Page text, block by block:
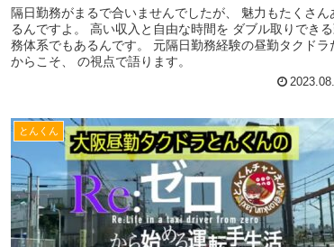
隔日勤務がまるで合いませんでしたが、 魅力もたくさん
るんですよ。 高い収入と自由な時間を ダブル取りでき
務体系でもあるんです。 元隔日勤務経験の昼勤タクドラ
からこそ、 の視点で語ります。
とんくん